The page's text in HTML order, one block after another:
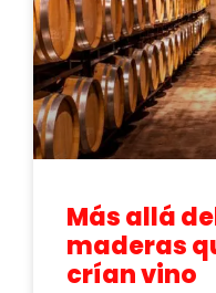
Más allá
maderas
crían vino